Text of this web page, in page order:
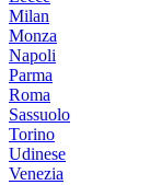
Milan
Monza
Napoli
Parma
Roma
Sassuolo
Torino
Udinese
Venezia